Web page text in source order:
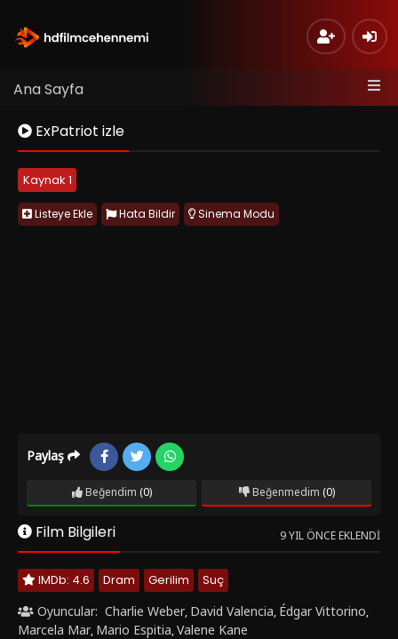
Ana Sayfa
ExPatriot izle
Kaynak 1
Listeye Ekle Hata Bildir Sinema Modu
Paylaş
Beğendim (0) Beğenmedim (0)
Film Bilgileri 9 YIL ÖNCE EKLENDI
IMDb: 4.6 Dram Gerilim
Suç
Oyuncular: Charlie Weber, David Valencia, Édgar Vittorino,
Marcela Mar, Mario Espitia,Valene Kane